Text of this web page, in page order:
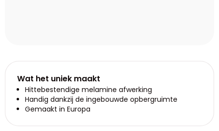
Wat het uniek maakt
Hittebestendige melamine afwerking
Handig dankzij de ingebouwde opbergruimte
Gemaakt in Europa